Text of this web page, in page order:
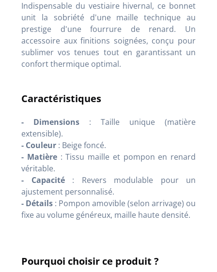
Indispensable du vestiaire hivernal, ce bonnet
unit la sobriété d'une maille technique au
prestige d'une fourrure de renard. Un
accessoire aux finitions soignées, conçu pour
sublimer vos tenues tout en garantissant un
confort thermique optimal.
Caractéristiques
- Dimensions : Taille unique (matière
extensible).
- Couleur : Beige foncé.
- Matière: Tissu maille et pompon en renard
véritable.
- Capacité: Revers modulable pour un
ajustement personnalisé.
- Détails : Pompon amovible (selon arrivage) ou
fixe au volume généreux, maille haute densité.
Pourquoi choisir ce produit ?